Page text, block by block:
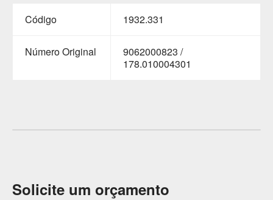
Código 1932.331
Número Original
9062000823 /
178.010004301
Solicite um orçamento